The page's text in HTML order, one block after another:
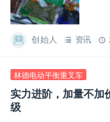
创始人 资讯
林德电动平衡重叉车
实力进阶，加量不
级